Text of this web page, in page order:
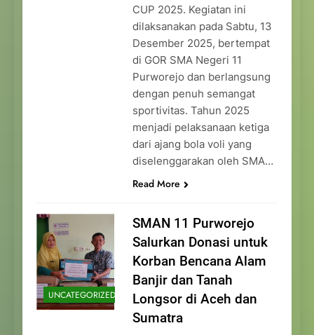
CUP 2025. Kegiatan ini
dilaksanakan pada Sabtu, 13
Desember 2025, bertempat
di GOR SMA Negeri 11
Purworejo dan berlangsung
dengan penuh semangat
sportivitas. Tahun 2025
menjadi pelaksanaan ketiga
dari ajang bola voli yang
diselenggarakan oleh SMA…
Read More
UNCATEGORIZED
SMAN 11 Purworejo
Salurkan Donasi untuk
Korban Bencana Alam
Banjir dan Tanah
Longsor di Aceh dan
Sumatra